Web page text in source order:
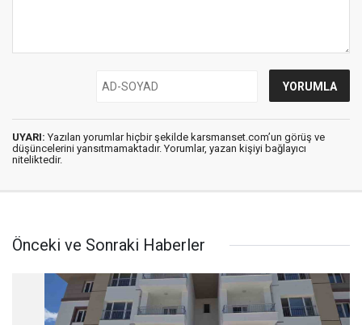
UYARI: Yazılan yorumlar hiçbir şekilde karsmanset.com’un görüş ve
düşüncelerini yansıtmamaktadır. Yorumlar, yazan kişiyi bağlayıcı
niteliktedir.
Önceki ve Sonraki Haberler